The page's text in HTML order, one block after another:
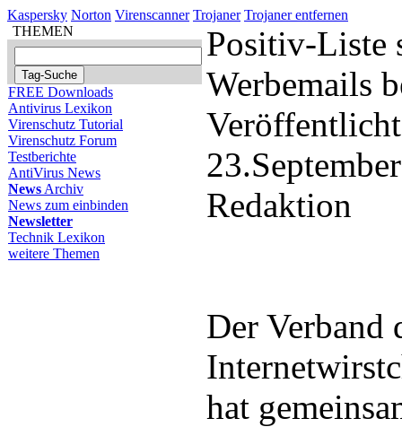
Kaspersky Norton Virenscanner Trojaner Trojaner entfernen
THEMEN
FREE Downloads
Antivirus Lexikon
Virenschutz Tutorial
Virenschutz Forum
Testberichte
AntiVirus News
News Archiv
News zum einbinden
Newsletter
Technik Lexikon
weitere Themen
Positiv-Liste
Werbemails
Redaktion
Der Verband
hat